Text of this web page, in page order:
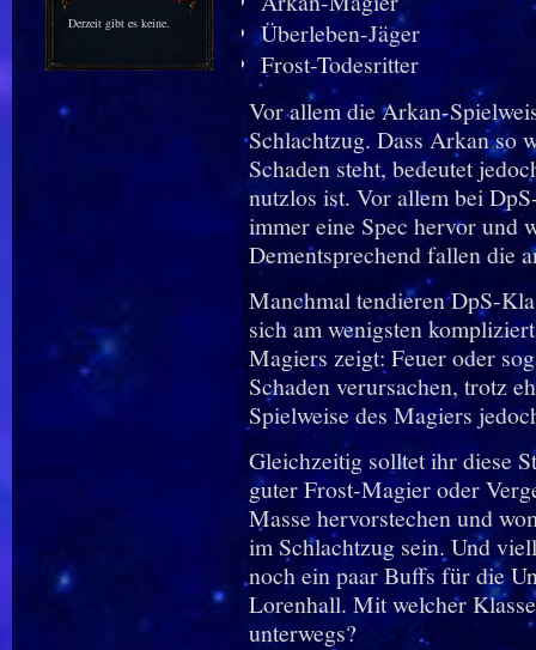
Derzeit gibt es keine.
Überleben-Jäger
Frost-Todesritter
Vor allem die Arkan-
Schlachtzug. Dass Arkan so
Schaden steht, bedeutet
nutzlos ist. Vor allem bei
immer eine Spec hervor und
Dementsprechend fallen die
Manchmal tendieren DpS-
sich am wenigsten
Magiers zeigt: Feuer oder
Schaden verursachen, trotz
Spielweise des Magiers
Gleichzeitig solltet ihr diese
guter Frost-Magier oder
Masse hervorstechen und
im Schlachtzug sein. Und
noch ein paar Buffs für die
Lorenhall. Mit welcher
unterwegs?